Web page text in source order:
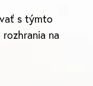
s týmto
na